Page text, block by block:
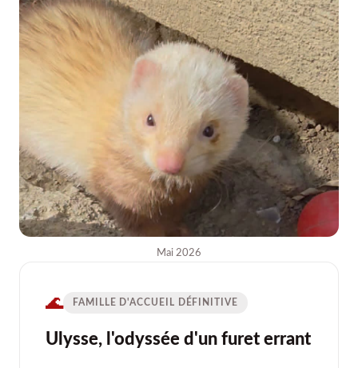
Mai 2026
🌊 FAMILLE D'ACCUEIL DÉFINITIVE
Ulysse, l'odyssée d'un furet errant